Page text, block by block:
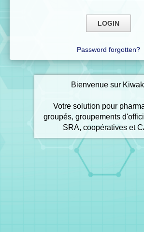
Password forgotten?
Bienvenue sur
Votre solution pour
groupés, groupements
SRA, coopératives et